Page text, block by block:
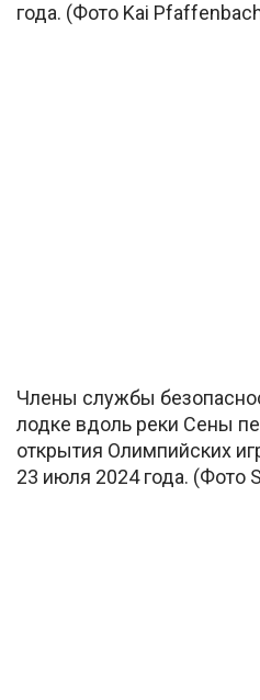
года. (Фото Kai
Члены службы
лодке вдоль реки Сены
открытия Олимпийских
23 июля 2024 года. (Фото